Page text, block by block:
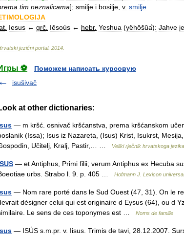
tim neznalicama]; smilje i bosilje v. smilje
Iesus ← grč Iēsoús ← hebr. Yeshua (yëhōšūa̕): Jahve je
jezični portal. 2014
⚽
Поможем написать курсовую
isušivač
at other dictionaries:
— m kršć. osnivač kršćanstva, prema kršćanskom
(Issa); Isus iz Nazareta, (Isus) Krist, Isukrst,
Učitelj, Kralj, Pastir,… …
Veliki rječnik hrvatskoga jezika
— et Antiphus, Primi filii; verum Antiphus ex Hecuba
urbs. Strabo l. 9. p. 405 …
Hofmann J. Lexicon
— Nom rare porté dans le Sud Ouest (47, 31). On le
désigner celui qui est originaire d Eysus (64), ou d
Le sens de ces toponymes est …
Noms de famille
— ISÚS s.m.pr. v. Iisus. Trimis de tavi, 28.12.2007.